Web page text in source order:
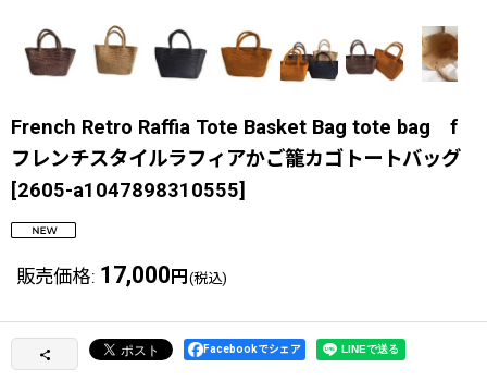
French Retro Raffia Tote Basket Bag tote bag f
フレンチスタイルラフィアかご籠カゴトートバッグ
[2605-a1047898310555]
販売価格: 17,000 円 (税込)
Facebookでシェア